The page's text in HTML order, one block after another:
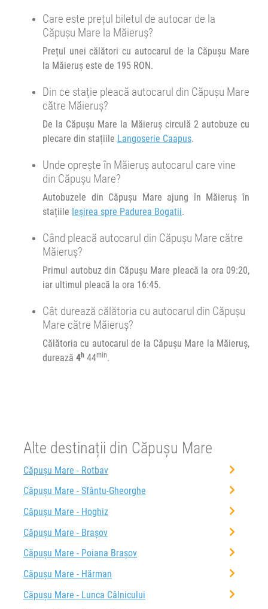
Durată:
min
Oradea Cluj Brașov
Afiseaza itinerariu
Măieruș Ieșirea spre Padurea Bogatii
min
Care este prețul biletul de autocar de la
Căpușu Mare la Măieruș?
Prețul unei călători cu autocarul de la Căpușu Mare
la Măieruș este de 195 RON.
Din ce stație pleacă autocarul din Căpușu Mare
către Măieruș?
De la Căpușu Mare la Măieruș circulă 2 autobuze cu
plecare din stațiile Langoserie Caapus.
Unde oprește în Măieruș autocarul care vine
din Căpușu Mare?
Autobuzele din Căpușu Mare ajung în Măieruș în
stațiile Ieșirea spre Padurea Bogatii.
Când pleacă autocarul din Căpușu Mare către
Măieruș?
Primul autobuz din Căpușu Mare pleacă la ora 09:20,
iar ultimul pleacă la ora 16:45.
Cât durează călătoria cu autocarul din Căpușu
Mare către Măieruș?
Călătoria cu autocarul de la Căpușu Mare la Măieruș,
durează 4h 44min.
Alte destinații din Căpușu Mare
Căpușu Mare - Rotbav
Căpușu Mare - Sfântu-Gheorghe
Căpușu Mare - Hoghiz
Căpușu Mare - Brașov
Căpușu Mare - Poiana Brașov
Căpușu Mare - Hărman
Căpușu Mare - Lunca Câlnicului